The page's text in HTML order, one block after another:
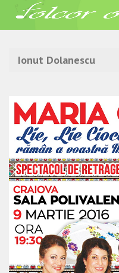
Acasa»Ionut Dolanescu
Ionut Dolanescu